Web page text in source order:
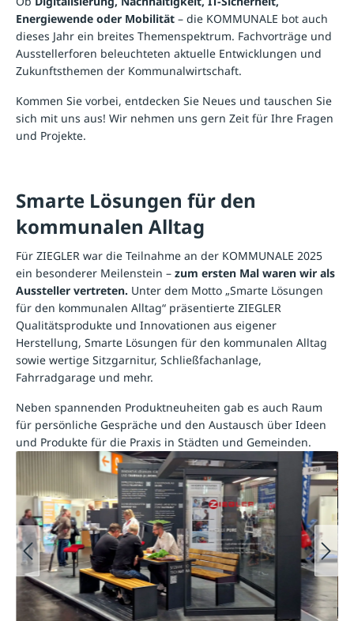
Energiewende oder Mobilität – die KOMMUNALE bot auch
dieses Jahr ein breites Themenspektrum. Fachvorträge und
Ausstellerforen beleuchteten aktuelle Entwicklungen und
Zukunftsthemen der Kommunalwirtschaft.
Kommen Sie vorbei, entdecken Sie Neues und tauschen Sie
sich mit uns aus! Wir nehmen uns gern Zeit für Ihre Fragen
und Projekte.
Smarte Lösungen für den
kommunalen Alltag
Für ZIEGLER war die Teilnahme an der KOMMUNALE 2025
ein besonderer Meilenstein – zum ersten Mal waren wir als
Aussteller vertreten. Unter dem Motto „Smarte Lösungen
für den kommunalen Alltag“ präsentierte ZIEGLER
Qualitätsprodukte und Innovationen aus eigener
Herstellung, Smarte Lösungen für den kommunalen Alltag
sowie wertige Sitzgarnitur, Schließfachanlage,
Fahrradgarage und mehr.
Neben spannenden Produktneuheiten gab es auch Raum
für persönliche Gespräche und den Austausch über Ideen
und Produkte für die Praxis in Städten und Gemeinden.